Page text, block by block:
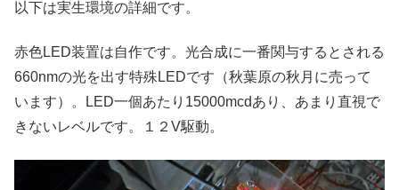
以下は実生環境の詳細です。
赤色LED装置は自作です。光合成に一番関与するとされる
660nmの光を出す特殊LEDです（秋葉原の秋月に売って
います）。LED一個あたり15000mcdあり、あまり直視で
きないレベルです。１２V駆動。